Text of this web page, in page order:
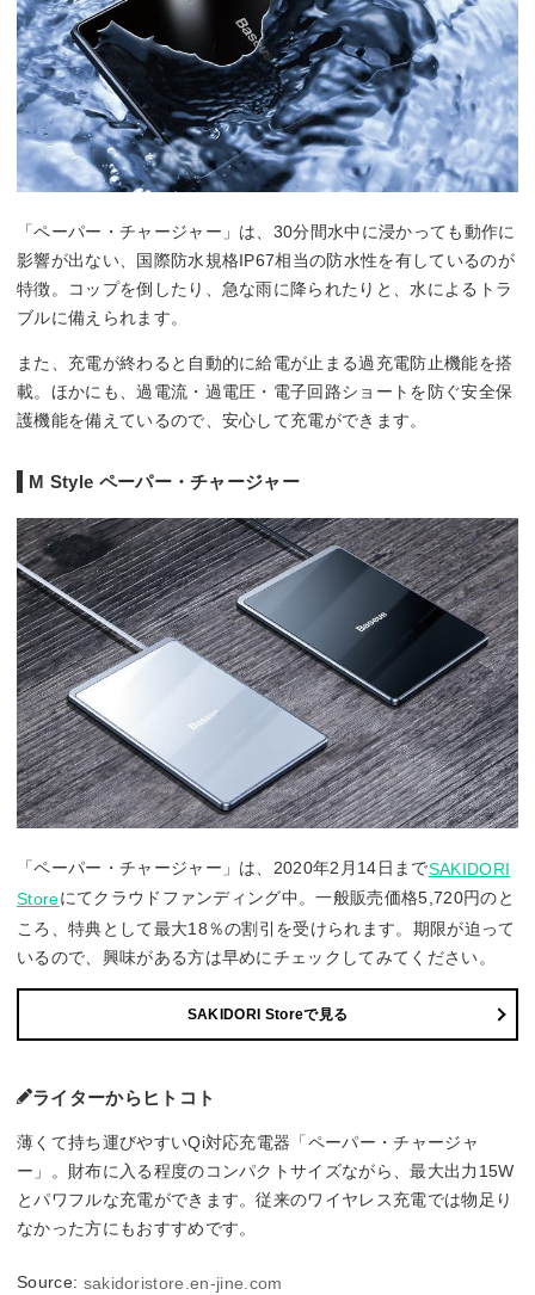
「ペーパー・チャージャー」は、30分間水中に浸かっても動作に
影響が出ない、国際防水規格IP67相当の防水性を有しているのが
特徴。コップを倒したり、急な雨に降られたりと、水によるトラ
ブルに備えられます。
また、充電が終わると自動的に給電が止まる過充電防止機能を搭
載。ほかにも、過電流・過電圧・電子回路ショートを防ぐ安全保
護機能を備えているので、安心して充電ができます。
M Style ペーパー・チャージャー
「ペーパー・チャージャー」は、2020年2月14日までSAKIDORI
Storeにてクラウドファンディング中。一般販売価格5,720円のと
ころ、特典として最大18％の割引を受けられます。期限が迫って
いるので、興味がある方は早めにチェックしてみてください。
SAKIDORI Storeで見る
ライターからヒトコト
薄くて持ち運びやすいQi対応充電器「ペーパー・チャージャ
ー」。財布に入る程度のコンパクトサイズながら、最大出力15W
とパワフルな充電ができます。従来のワイヤレス充電では物足り
なかった方にもおすすめです。
Source: sakidoristore.en-jine.com